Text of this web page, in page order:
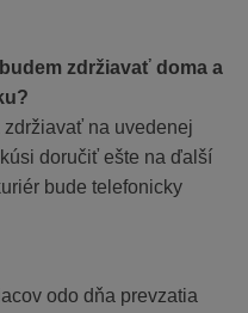
zdržiavať doma a
na uvedenej
doručiť ešte na ďalší
bude telefonicky
odo dňa prevzatia